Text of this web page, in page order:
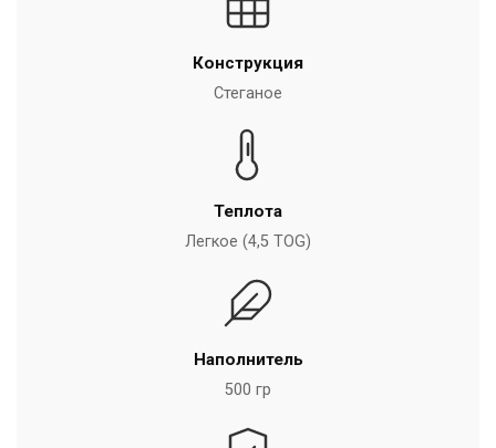
Конструкция
Стеганое
Теплота
Легкое (4,5 TOG)
Наполнитель
500 гр